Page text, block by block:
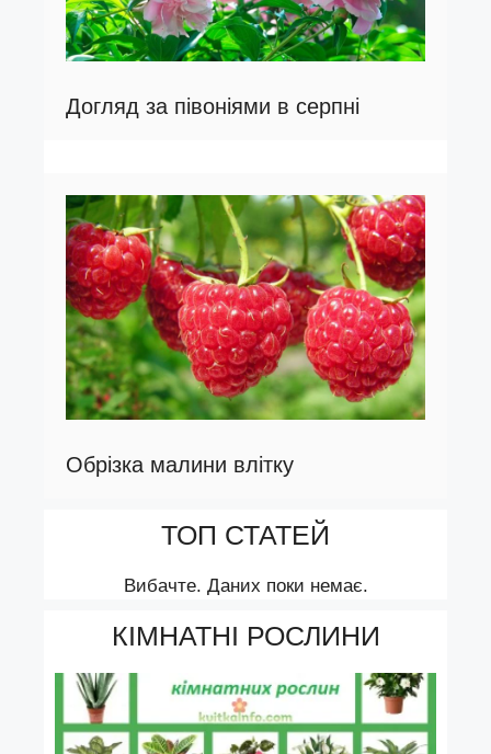
Догляд за півоніями в серпні
Обрізка малини влітку
ТОП СТАТЕЙ
Вибачте. Даних поки немає.
КІМНАТНІ РОСЛИНИ